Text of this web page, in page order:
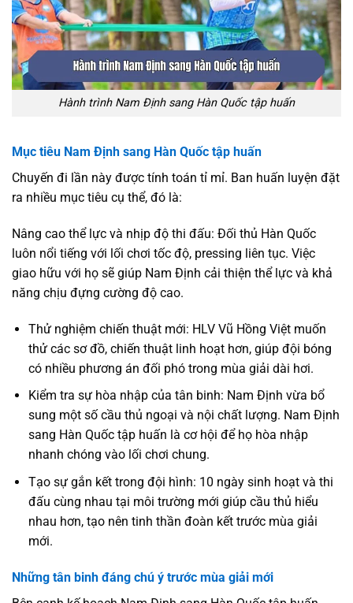
Hành trình Nam Định sang Hàn Quốc tập huấn
Mục tiêu Nam Định sang Hàn Quốc tập huấn
Chuyến đi lần này được tính toán tỉ mỉ. Ban huấn luyện đặt
ra nhiều mục tiêu cụ thể, đó là:
Nâng cao thể lực và nhịp độ thi đấu: Đối thủ Hàn Quốc
luôn nổi tiếng với lối chơi tốc độ, pressing liên tục. Việc
giao hữu với họ sẽ giúp Nam Định cải thiện thể lực và khả
năng chịu đựng cường độ cao.
Thử nghiệm chiến thuật mới: HLV Vũ Hồng Việt muốn
thử các sơ đồ, chiến thuật linh hoạt hơn, giúp đội bóng
có nhiều phương án đối phó trong mùa giải dài hơi.
Kiểm tra sự hòa nhập của tân binh: Nam Định vừa bổ
sung một số cầu thủ ngoại và nội chất lượng. Nam Định
sang Hàn Quốc tập huấn là cơ hội để họ hòa nhập
nhanh chóng vào lối chơi chung.
Tạo sự gắn kết trong đội hình: 10 ngày sinh hoạt và thi
đấu cùng nhau tại môi trường mới giúp cầu thủ hiểu
nhau hơn, tạo nên tinh thần đoàn kết trước mùa giải
mới.
Những tân binh đáng chú ý trước mùa giải mới